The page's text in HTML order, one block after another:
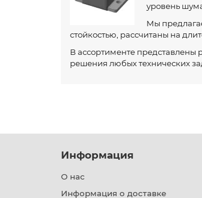
уровень
Мы
стойкостью, рассчитаны на
В ассортименте
решения любых технических
Информация
О нас
Информация о доставке